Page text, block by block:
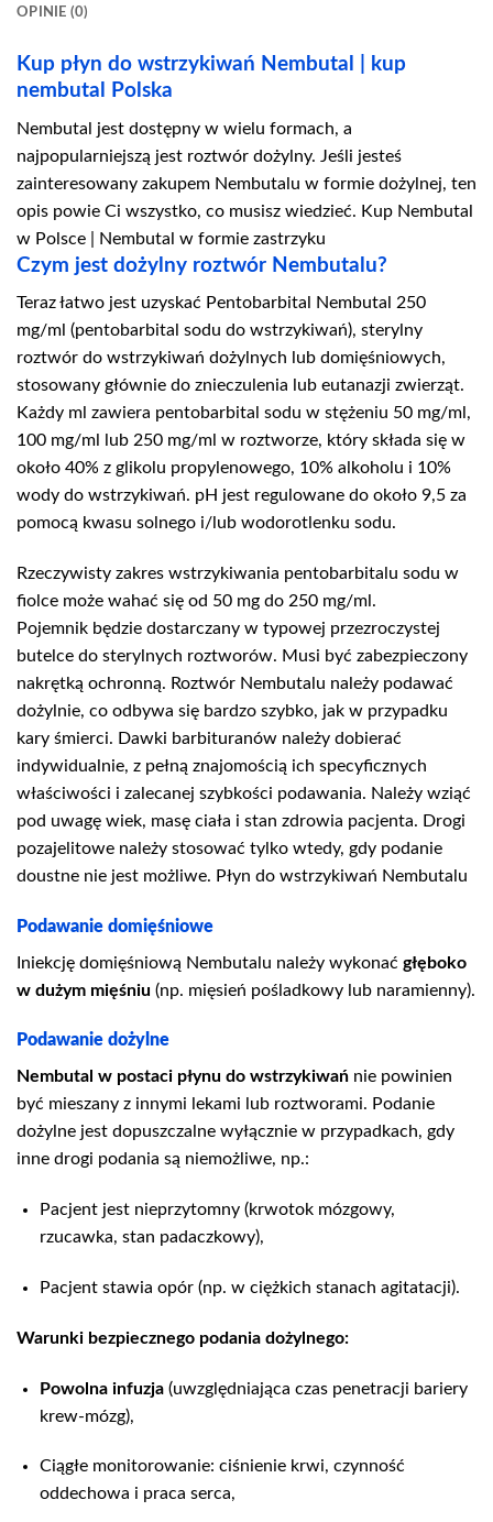
OPINIE (0)
Kup płyn do wstrzykiwań Nembutal | kup
nembutal Polska
Nembutal jest dostępny w wielu formach, a
najpopularniejszą jest roztwór dożylny. Jeśli jesteś
zainteresowany zakupem Nembutalu w formie dożylnej, ten
opis powie Ci wszystko, co musisz wiedzieć. Kup Nembutal
w Polsce | Nembutal w formie zastrzyku
Czym jest dożylny roztwór Nembutalu?
Teraz łatwo jest uzyskać Pentobarbital Nembutal 250
mg/ml (pentobarbital sodu do wstrzykiwań), sterylny
roztwór do wstrzykiwań dożylnych lub domięśniowych,
stosowany głównie do znieczulenia lub eutanazji zwierząt.
Każdy ml zawiera pentobarbital sodu w stężeniu 50 mg/ml,
100 mg/ml lub 250 mg/ml w roztworze, który składa się w
około 40% z glikolu propylenowego, 10% alkoholu i 10%
wody do wstrzykiwań. pH jest regulowane do około 9,5 za
pomocą kwasu solnego i/lub wodorotlenku sodu.
Rzeczywisty zakres wstrzykiwania pentobarbitalu sodu w
fiolce może wahać się od 50 mg do 250 mg/ml.
Pojemnik będzie dostarczany w typowej przezroczystej
butelce do sterylnych roztworów. Musi być zabezpieczony
nakrętką ochronną. Roztwór Nembutalu należy podawać
dożylnie, co odbywa się bardzo szybko, jak w przypadku
kary śmierci. Dawki barbituranów należy dobierać
indywidualnie, z pełną znajomością ich specyficznych
właściwości i zalecanej szybkości podawania. Należy wziąć
pod uwagę wiek, masę ciała i stan zdrowia pacjenta. Drogi
pozajelitowe należy stosować tylko wtedy, gdy podanie
doustne nie jest możliwe. Płyn do wstrzykiwań Nembutalu
Podawanie domięśniowe
Iniekcję domięśniową Nembutalu należy wykonać głęboko
w dużym mięśniu (np. mięsień pośladkowy lub naramienny).
Podawanie dożylne
Nembutal w postaci płynu do wstrzykiwań nie powinien
być mieszany z innymi lekami lub roztworami. Podanie
dożylne jest dopuszczalne wyłącznie w przypadkach, gdy
inne drogi podania są niemożliwe, np.:
Pacjent jest nieprzytomny (krwotok mózgowy,
rzucawka, stan padaczkowy),
Pacjent stawia opór (np. w ciężkich stanach agitatacji).
Warunki bezpiecznego podania dożylnego:
Powolna infuzja(uwzględniająca czas penetracji bariery
krew-mózg),
Ciągłe monitorowanie: ciśnienie krwi, czynność
oddechowa i praca serca,